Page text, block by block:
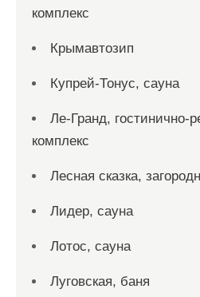
комплекс
Крымавтозип
Купрей-Тонус, сауна
Ле-Гранд, гостинично-
комплекс
Лесная сказка,
Лидер, сауна
Лотос, сауна
Луговская, баня